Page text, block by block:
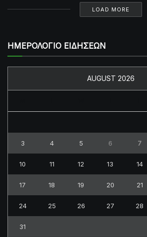
LOAD MORE
ΗΜΕΡΟΛΟΓΙΟ ΕΙΔΗΣΕΩΝ
AUGUST 2026
3 4 5 6 7
10 11 12 13 14
17 18 19 20 21
24 25 26 27 28
31